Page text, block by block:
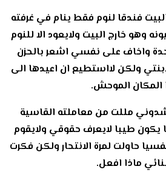
فندقا لنوم فقط ينام في غرفته
وهو خارج البيت ولايعود الا للنوم
واخاف على نفسي اشعر بالحزن
ولكن لااستطيع ان اعيدها الى
المكان الموحش.
مللت من معاملته القاسية
يكون طيبا لايعرف حقوقي ولايقوم
حاولت لمرة الانتحار ولكن فكرت
ماذا افعل.